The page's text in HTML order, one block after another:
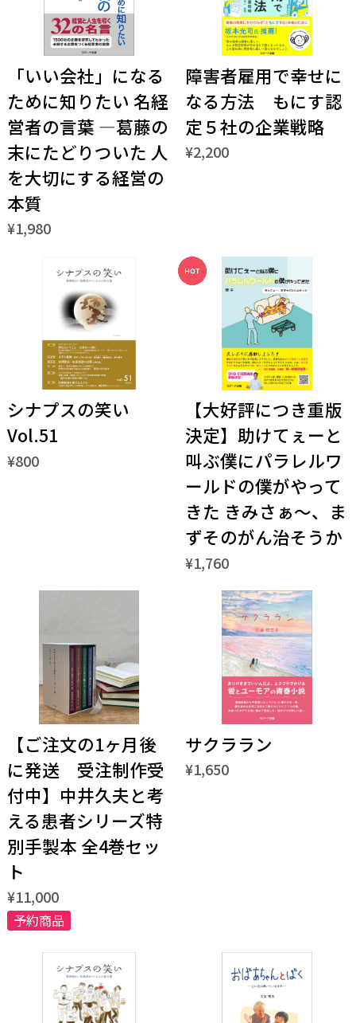
「いい会社」になる
ために知りたい 名経
営者の言葉 ―葛藤の
末にたどりついた 人
を大切にする経営の
本質
¥1,980
障害者雇用で幸せに
なる方法 もにす認
定５社の企業戦略
¥2,200
シナプスの笑い
Vol.51
¥800
【大好評につき重版
決定】助けてぇーと
叫ぶ僕にパラレルワ
ールドの僕がやって
きた きみさぁ～、ま
ずそのがん治そうか
¥1,760
【ご注文の1ヶ月後
に発送 受注制作受
付中】中井久夫と考
える患者シリーズ特
別手製本 全4巻セッ
ト
¥11,000
予約商品
サクララン
¥1,650